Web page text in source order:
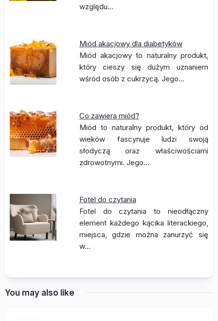
względu…
Miód akacjowy dla diabetyków
Miód akacjowy to naturalny produkt,
który cieszy się dużym uznaniem
wśród osób z cukrzycą. Jego…
Co zawiera miód?
Miód to naturalny produkt, który od
wieków fascynuje ludzi swoją
słodyczą oraz właściwościami
zdrowotnymi. Jego…
Fotel do czytania
Fotel do czytania to nieodłączny
element każdego kącika literackiego,
miejsca, gdzie można zanurzyć się
w…
You may also like